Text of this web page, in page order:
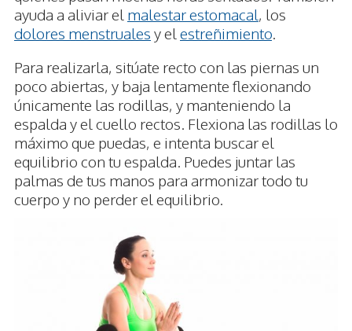
ayuda a aliviar el malestar estomacal, los
dolores menstruales y el estreñimiento.
Para realizarla, sitúate recto con las piernas un
poco abiertas, y baja lentamente flexionando
únicamente las rodillas, y manteniendo la
espalda y el cuello rectos. Flexiona las rodillas lo
máximo que puedas, e intenta buscar el
equilibrio con tu espalda. Puedes juntar las
palmas de tus manos para armonizar todo tu
cuerpo y no perder el equilibrio.